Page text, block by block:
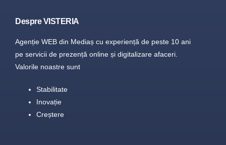
Despre VISTERIA
Agenție WEB din Mediaș cu experiență de peste 10 ani
pe servicii de prezență online și digitalizare afaceri.
Valorile noastre sunt
Stabilitate
Inovație
Creștere